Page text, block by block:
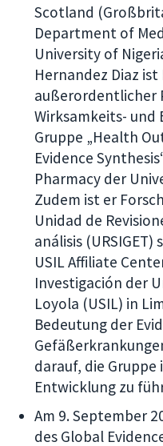
Scotland
Department of
University of
Hernandez Diaz
außerordentlicher
Wirksamkeits-
Gruppe „Health
Evidence
Pharmacy der
Zudem ist er
Unidad de
análisis
USIL Affiliate
Investigación der
Loyola (USIL) in
Bedeutung der
darauf, die Gruppe
Entwicklung zu
Am 9. September
des Global